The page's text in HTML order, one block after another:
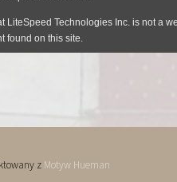
z Motyw Hueman